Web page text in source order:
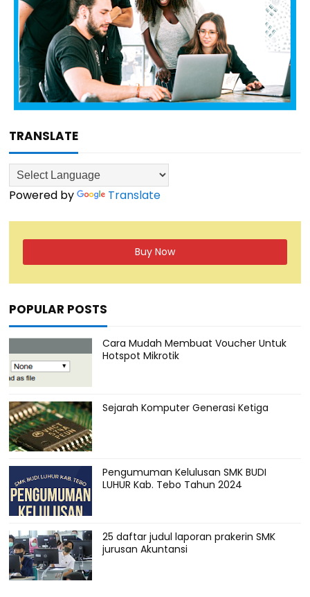
TRANSLATE
Powered by Translate
Buy Now
POPULAR POSTS
Cara Mudah Membuat Voucher Untuk
Hotspot Mikrotik
Sejarah Komputer Generasi Ketiga
Pengumuman Kelulusan SMK BUDI
LUHUR Kab. Tebo Tahun 2024
25 daftar judul laporan prakerin SMK
jurusan Akuntansi